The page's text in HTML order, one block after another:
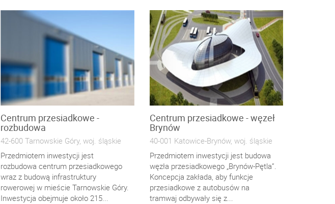
Centrum przesiadkowe -
rozbudowa
42-600 Tarnowskie Góry, woj. śląskie
Przedmiotem inwestycji jest
rozbudowa centrum przesiadkowego
wraz z budową infrastruktury
rowerowej w mieście Tarnowskie Góry.
Inwestycja obejmuje około 215...
Centrum przesiadkowe - węzeł
Brynów
40-001 Katowice-Brynów, woj. śląskie
Przedmiotem inwestycji jest budowa
węzła przesiadkowego „Brynów-Pętla”.
Koncepcja zakłada, aby funkcje
przesiadkowe z autobusów na
tramwaj odbywały się z...